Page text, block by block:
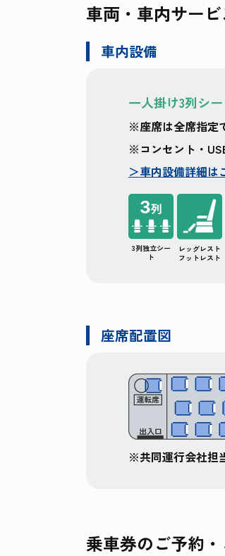
車両・車内サービ
車内設備
一人掛け3列シ
※座席は全席指定
※コンセント・
＞車内設備詳細は
3列独立シー
ト
レッグレスト
フットレスト
座席配置図
※共同運行会社担
乗車券のご予約